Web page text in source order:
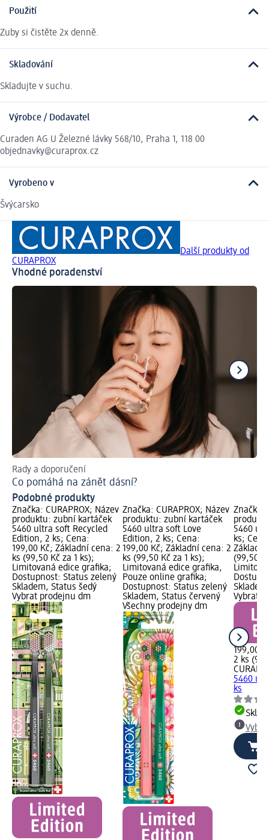
Použití
Zuby si čistěte 2x denně.
Skladování
Skladujte v suchu.
Výrobce / Dodavatel
Curaden AG U Železné lávky 568/10, Praha 1, 118 00
objednavky@curaprox.cz
Vyrobeno v
Švýcarsko
Další produkty od
CURAPROX
Vhodné poradenství
Rady a doporučení
Co pomáhá na zánět dásní?
Podobné produkty
Značka: CURAPROX; Název
produktu: zubní kartáček
5460 ultra soft Recycled
Edition, 2 ks; Cena:
199,00 Kč; Základní cena: 2
ks (99,50 Kč za 1 ks);
Limitovaná edice grafika;
Dostupnost: Status zelený
Skladem, Status šedý
Vybrat prodejnu dm
Značka: CURAPROX; Název
produktu: zubní kartáček
5460 ultra soft Love
Edition, 2 ks; Cena:
199,00 Kč; Základní cena: 2
ks (99,50 Kč za 1 ks);
Limitovaná edice grafika,
Pouze online grafika;
Dostupnost: Status zelený
Skladem, Status červený
Všechny prodejny dm
Značka:
5460
ks;
(99,50
Vybrat
199,00
2 ks
5460
ks